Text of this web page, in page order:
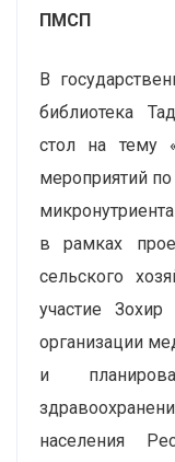
ПМСП
В
библиотека
стол на тему
мероприятий
в рамках
сельского
участие
организации
и
населения